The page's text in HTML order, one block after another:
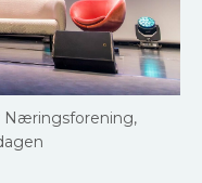
Næringsforening,